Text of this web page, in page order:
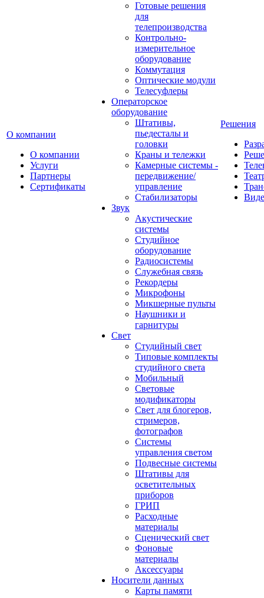
О компании
О компании
Услуги
Партнеры
Сертификаты
Готовые решения
для
телепроизводства
Контрольно-
измерительное
оборудование
Коммутация
Оптические модули
Телесуфлеры
Операторское
оборудование
Штативы,
пьедесталы и
головки
Краны и тележки
Камерные системы -
передвижение/
управление
Стабилизаторы
Звук
Акустические
системы
Студийное
оборудование
Радиосистемы
Служебная связь
Рекордеры
Микрофоны
Микшерные пульты
Наушники и
гарнитуры
Свет
Студийный свет
Типовые комплекты
студийного света
Мобильный
Световые
модификаторы
Свет для блогеров,
стримеров,
фотографов
Системы
управления светом
Подвесные системы
Штативы для
осветительных
приборов
ГРИП
Расходные
материалы
Сценический свет
Фоновые
материалы
Аксессуары
Носители данных
Карты памяти
Решения